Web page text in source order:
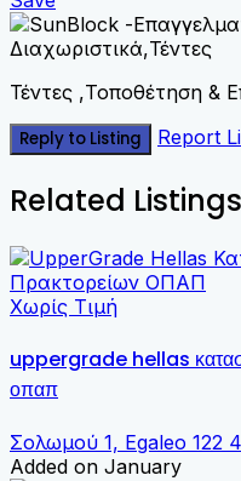
Τέντες ,Τοποθέτηση &
Reply to Listing Report
Related Listings
Χωρίς Τιμή
uppergrade hellas
οπαπ
Σολωμού 1, Egaleo 122
Added on January